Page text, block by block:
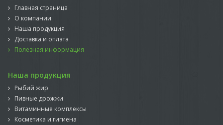
Главная страница
О компании
Наша продукция
Доставка и оплата
Полезная информация
Наша продукция
Рыбий жир
Пивные дрожжи
Витаминные комплексы
Косметика и гигиена